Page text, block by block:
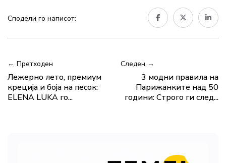
Сподели го написот:
← Претходен
Лежерно лето, премиум
креција и боја на песок:
ELENA LUKA го...
Следен →
3 модни правила на
Парижанките над 50
години: Строго ги след...